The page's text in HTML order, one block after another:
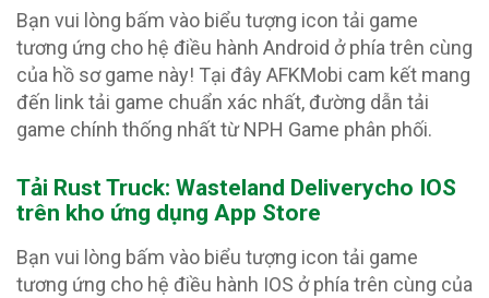
Bạn vui lòng bấm vào biểu tượng icon tải game
tương ứng cho hệ điều hành Android ở phía trên cùng
của hồ sơ game này! Tại đây AFKMobi cam kết mang
đến link tải game chuẩn xác nhất, đường dẫn tải
game chính thống nhất từ NPH Game phân phối.
Tải Rust Truck: Wasteland Deliverycho IOS
trên kho ứng dụng App Store
Bạn vui lòng bấm vào biểu tượng icon tải game
tương ứng cho hệ điều hành IOS ở phía trên cùng của